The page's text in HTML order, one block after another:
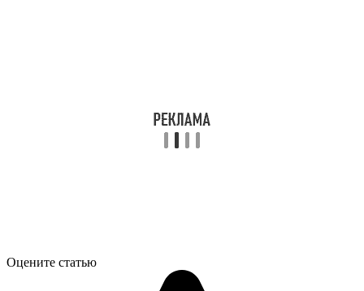
Оцените статью